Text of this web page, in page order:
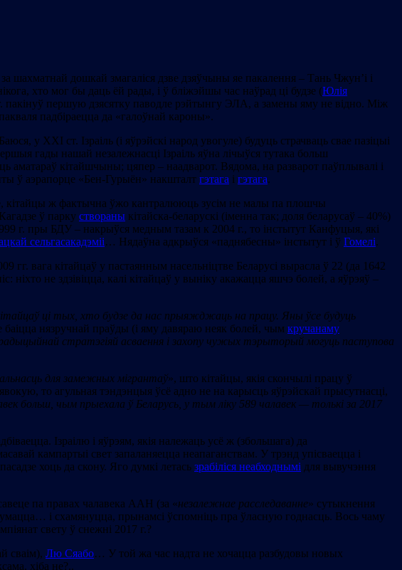
шахматнай дошкай змагаліся дзве дзяўчыны яе пакалення – Тань Чжун’і і
хто мог бы даць ёй рады, і ў бліжэйшы час наўрад ці будзе (Юлія
першую дзясятку паводле рэйтынгу ЭЛА, а замены яму не відно. Між
падбіраецца да «галоўнай кароны».
у ХХІ ст. Ізраіль (і яўрэйскі народ увогуле) будуць страчваць свае пазіцыі
гады нашай незалежнасці Ізраіль яўна лічыўся тутака больш
аматараў кітайшчыны; цяпер – наадварот. Вядома, на разварот паўплывалі і
ў аэрапорце «Бен-Гурыён» накшталт гэтага і гэтага.
кітайцы ж фактычна ўжо кантралююць зусім не малы па плошчы
ў парку створаны кітайска-беларускі (іменна так; доля беларусаў – 40%)
г. пры БДУ – накрыўся медным тазам к 2004 г., то інстытут Канфуцыя, які
сельгасакадэміі… Нядаўна адкрыўся «паднябесны» інстытут і ў Гомелі.
гг. вага кітайцаў у пастаянным насельніцтве Беларусі вырасла ў 22 (да 1642
не здзівіцца, калі кітайцаў у выніку акажацца яшчэ болей, а яўрэяў –
ці тых, хто будзе да нас прыяжджаць на працу. Яны ўсе будуць
баіцца нязручнай праўды (і яму давяраю неяк болей, чым кручанаму
стратэгіяй асваення і захопу чужых тэрыторый могуць паступова
для замежных мігрантаў», што кітайцы, якія скончылі працу ў
то агульная тэндэнцыя ўсё адно не на карысць яўрэйскай прысутнасці,
больш, чым прыехала ў Беларусь, у тым ліку 589 чалавек — толькі за 2017
Ізраілю і яўрэям, якія належаць усё ж (збольшага) да
кампартыі свет запаланяецца неапаганствам. У трэнд упісваецца і
хоць да скону. Яго думкі летась зрабіліся неабходнымі для вывучэння
па правах чалавека ААН (за «незалежнае расследаванне» сутыкнення
і схамянуцца, прынамсі ўспомніць пра ўласную годнасць. Вось чаму
свету ў снежні 2017 г.?
сваім), Лю Сяабо… У той жа час надта не хочацца разбудовы новых
хіба не?..